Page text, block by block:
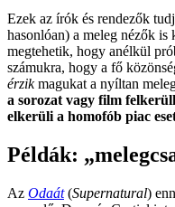
Ezek az írók és rendezők
hasonlóan) a meleg nézők is
megtehetik, hogy anélkül
számukra, hogy a fő
érzikmagukat a nyíltan
a sorozat vagy film
elkerüli a homofób piac
Példák:
Az Odaát (Supernatural)